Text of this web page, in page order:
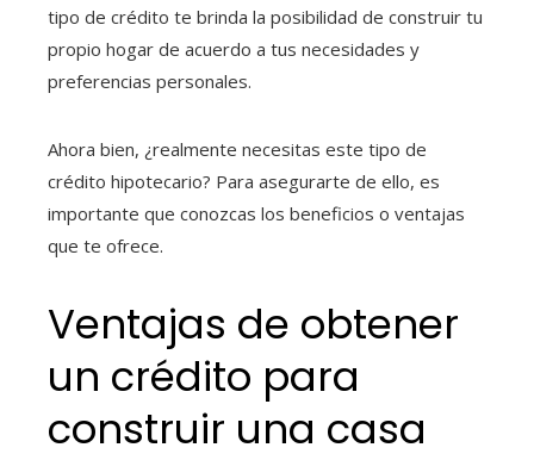
tipo de crédito te brinda la posibilidad de construir tu
propio hogar de acuerdo a tus necesidades y
preferencias personales.
Ahora bien, ¿realmente necesitas este tipo de
crédito hipotecario? Para asegurarte de ello, es
importante que conozcas los beneficios o ventajas
que te ofrece.
Ventajas de obtener
un crédito para
construir una casa